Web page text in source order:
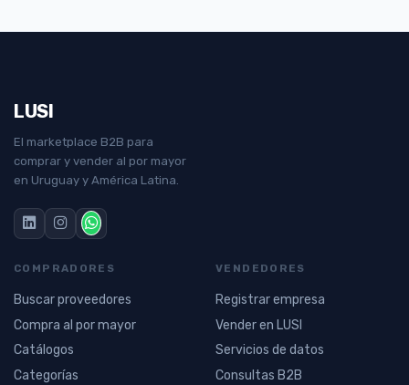
LUSI
El marketplace B2B para
comprar y vender al por mayor
en Uruguay y América Latina.
COMPRADORES
Buscar proveedores
Compra al por mayor
Catálogos
Categorías
VENDEDORES
Registrar empresa
Vender en LUSI
Servicios de datos
Consultas B2B